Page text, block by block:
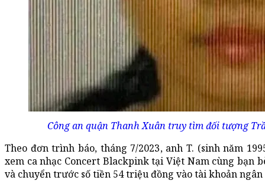
Công an quận Thanh Xuân truy tìm đối tượng
Theo đơn trình báo, tháng 7/2023, anh T. (sinh năm
xem ca nhạc Concert Blackpink tại Việt Nam cùng bạn
và chuyển trước số tiền 54 triệu đồng vào tài khoản ngân